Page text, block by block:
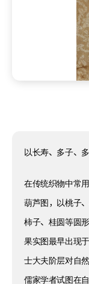
以长寿、多子、
在传统织物中常
葫芦图，以桃子
柿子、桂圆等圆
果实图最早出现
士大夫阶层对自
儒家学者试图在